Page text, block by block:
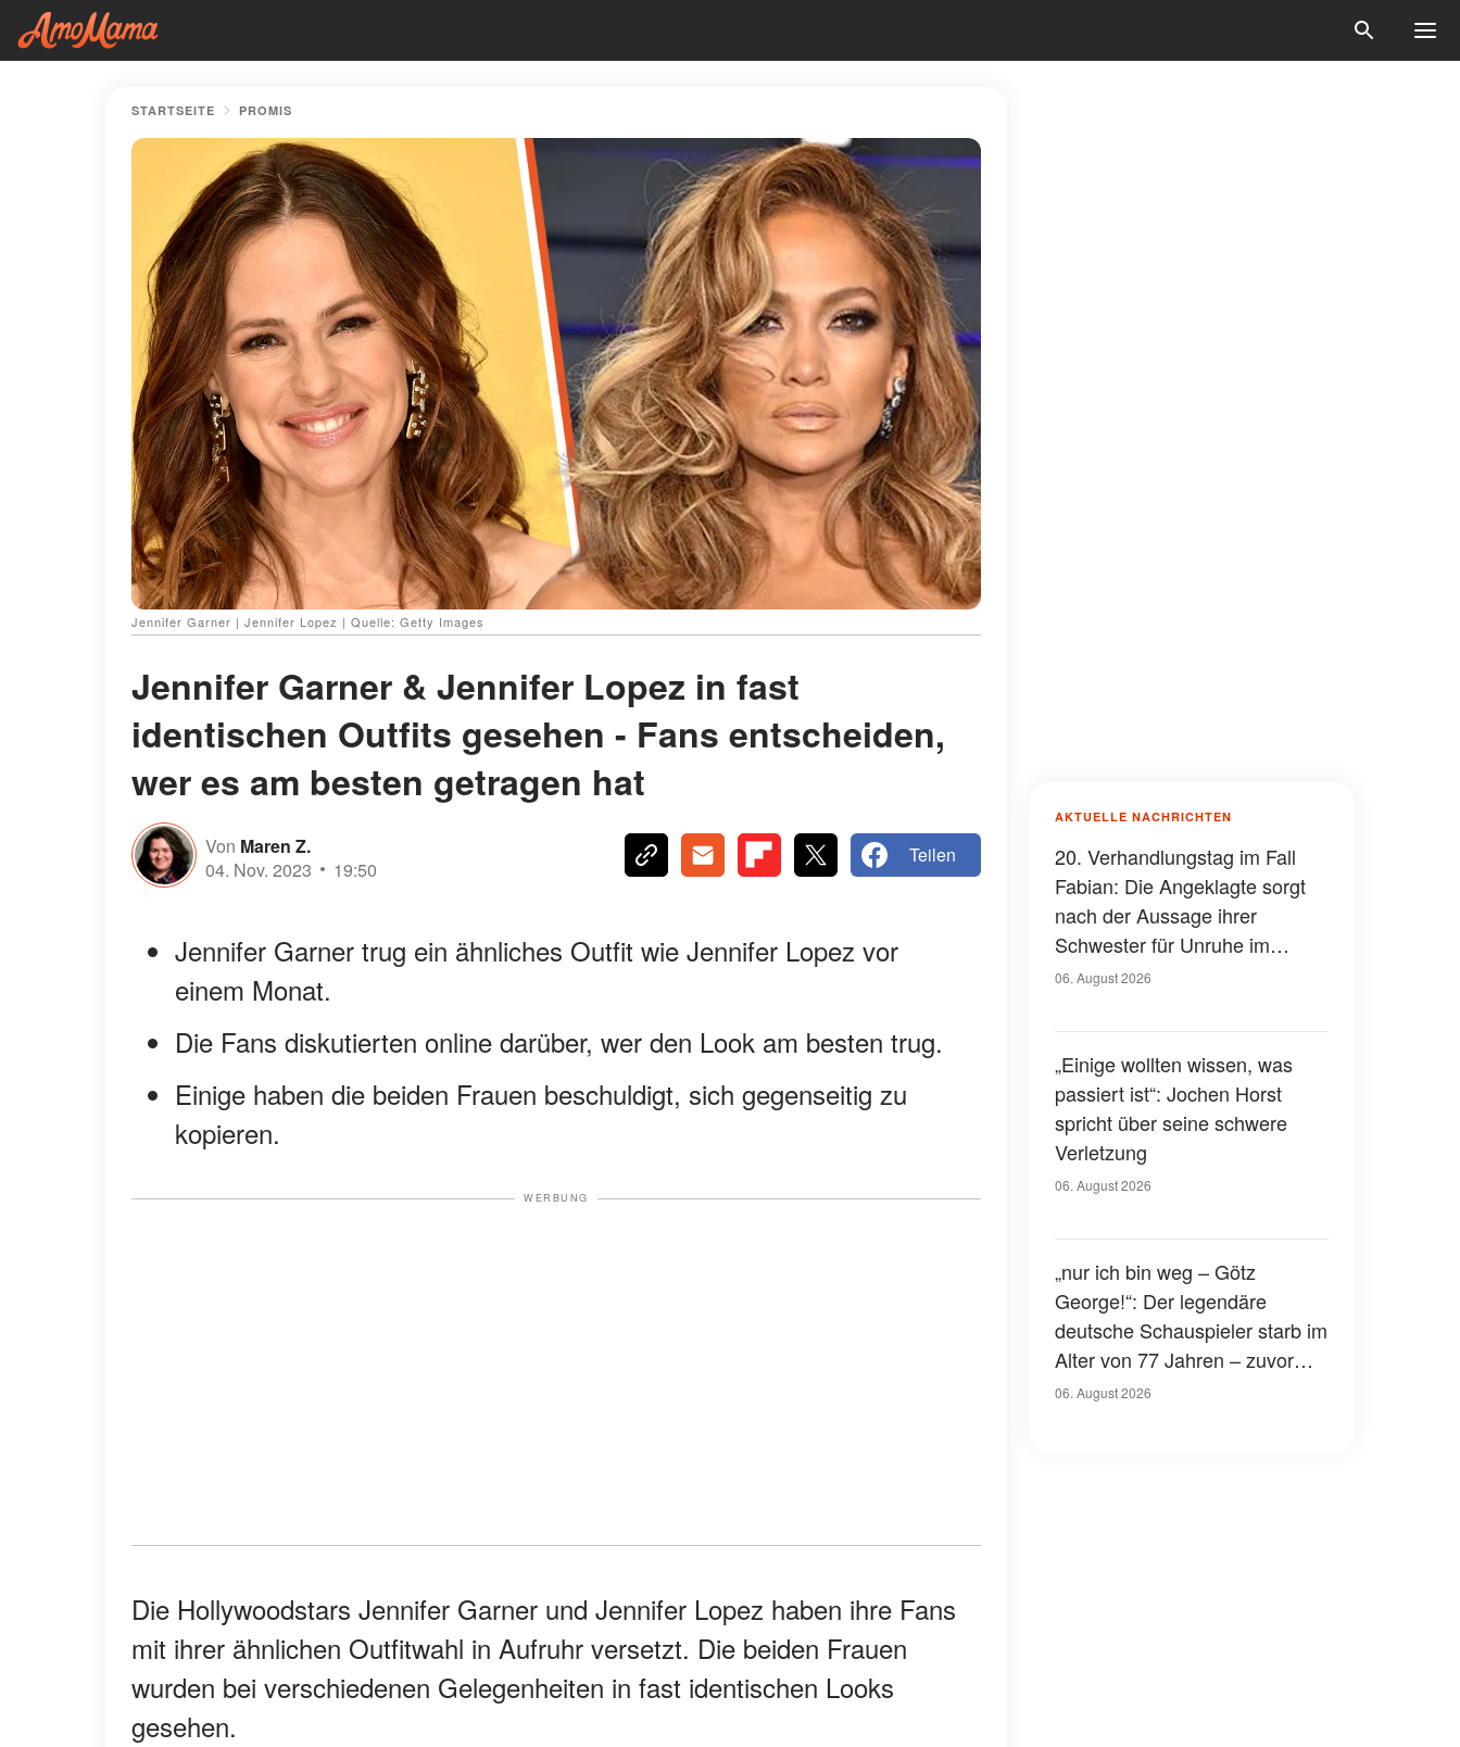
STARTSEITE PROMIS
Jennifer Garner | Jennifer Lopez | Quelle: Getty Images
Jennifer Garner & Jennifer Lopez in fast
identischen Outfits gesehen - Fans entscheiden,
wer es am besten getragen hat
Von Maren Z.
04. Nov. 2023
19:50
Teilen
Jennifer Garner trug ein ähnliches Outfit wie Jennifer Lopez vor
einem Monat.
Die Fans diskutierten online darüber, wer den Look am besten trug.
Einige haben die beiden Frauen beschuldigt, sich gegenseitig zu
kopieren.
WERBUNG
Die Hollywoodstars Jennifer Garner und Jennifer Lopez haben ihre Fans
mit ihrer ähnlichen Outfitwahl in Aufruhr versetzt. Die beiden Frauen
wurden bei verschiedenen Gelegenheiten in fast identischen Looks
gesehen.
AKTUELLE NACHRICHTEN
20. Verhandlungstag im Fall
Fabian: Die Angeklagte sorgt
nach der Aussage ihrer
Schwester für Unruhe im
Gerichtssaal – was ist
06. August 2026
„Einige wollten wissen, was
passiert ist“: Jochen Horst
spricht über seine schwere
Verletzung
06. August 2026
„nur ich bin weg – Götz
George!“: Der legendäre
deutsche Schauspieler starb im
Alter von 77 Jahren – zuvor
hatte er über seinen eigenen
06. August 2026